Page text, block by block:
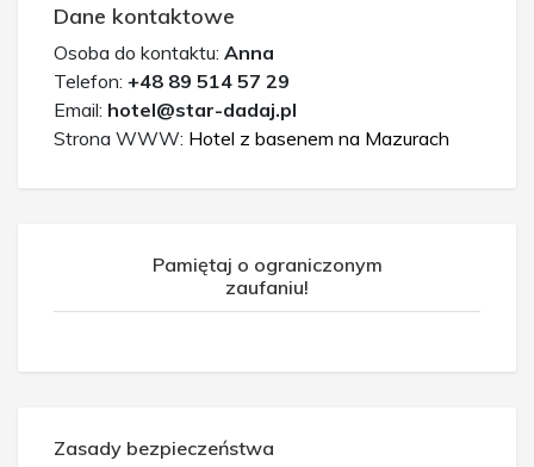
Dane kontaktowe
Osoba do kontaktu: Anna
Telefon: +48 89 514 57 29
Email: hotel@star-dadaj.pl
Strona WWW: Hotel z basenem na Mazurach
Pamiętaj o ograniczonym
zaufaniu!
Zasady bezpieczeństwa